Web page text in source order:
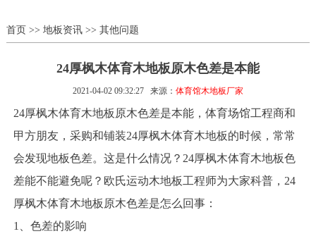
首页>> 地板资讯>> 其他问题
24厚枫木体育木地板原木色差是本能
2021-04-02 09:32:27 来源： 体育馆木地板厂家
24厚枫木体育木地板原木色差是本能，体育场馆工程商和
甲方朋友，采购和铺装24厚枫木体育木地板的时候，常常
会发现地板色差。这是什么情况？24厚枫木体育木地板色
差能不能避免呢？欧氏运动木地板工程师为大家科普，24
厚枫木体育木地板原木色差是怎么回事：
1、色差的影响